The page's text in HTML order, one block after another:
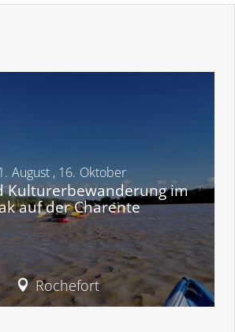
August , 16. Oktober
Kulturerbewanderung im
auf der Charente
Rochefort